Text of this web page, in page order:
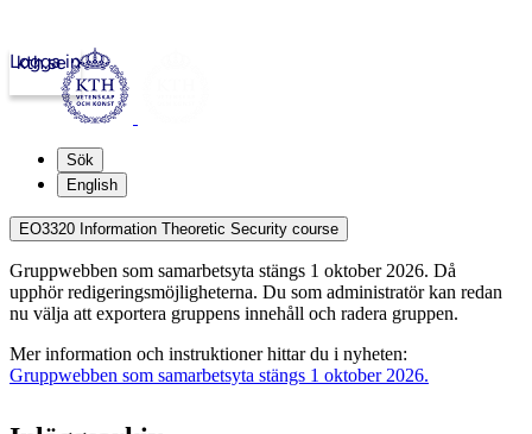
kth.se
Logga in
Sök
English
EO3320 Information Theoretic Security course
Gruppwebben som samarbetsyta stängs 1 oktober 2026. Då
upphör redigeringsmöjligheterna. Du som administratör kan redan
nu välja att exportera gruppens innehåll och radera gruppen.
Mer information och instruktioner hittar du i nyheten:
Gruppwebben som samarbetsyta stängs 1 oktober 2026.